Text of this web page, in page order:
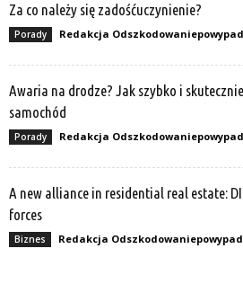
Za co należy się zadośćuczynienie?
Porady Redakcja
Awaria na drodze? Jak szybko i
samochód
Porady Redakcja
A new alliance in residential real estate:
forces
Biznes Redakcja